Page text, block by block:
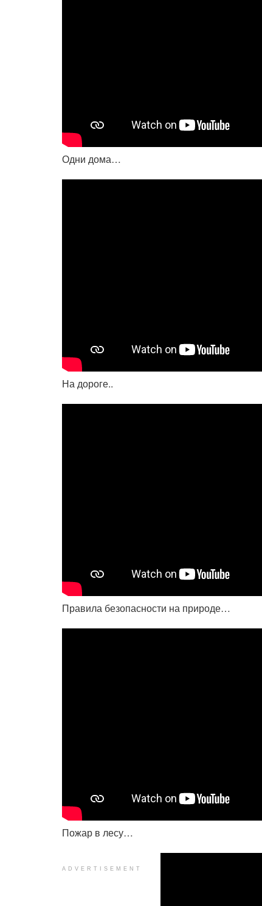
Одни дома…
На дороге..
Правила безопасности на природе…
Пожар в лесу…
ADVERTISEMENT